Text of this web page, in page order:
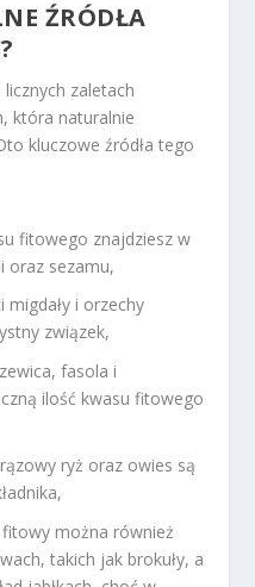
ŹRÓDŁA
zaletach
która naturalnie
kluczowe źródła tego
fitowego znajdziesz w
oraz sezamu,
migdały i orzechy
związek,
fasola i
ilość kwasu fitowego
ryż oraz owies są
fitowy można również
takich jak brokuły, a